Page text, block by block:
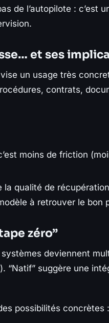
de l’autopilote : c’est
et ses
un usage très
contrats,
moins de friction
qualité de récupération
à retrouver le bon
zéro”
deviennent
“Natif” suggère une
possibilités concrètes :